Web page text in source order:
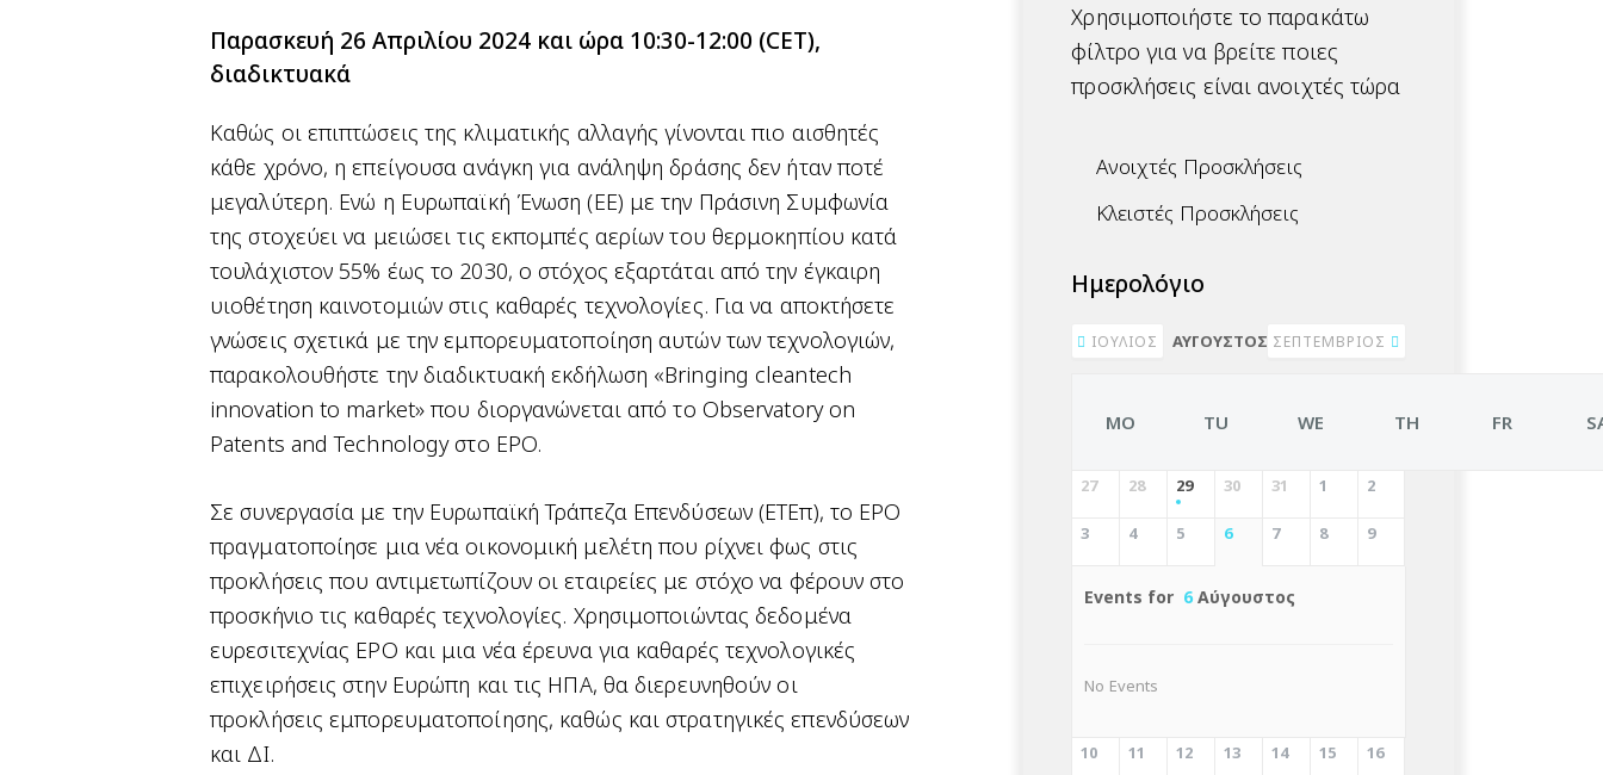
Παρασκευή 26 Απριλίου 2024 και ώρα 10:30-12:00 (CET),
διαδικτυακά
Καθώς οι επιπτώσεις της κλιματικής αλλαγής γίνονται πιο αισθητές
κάθε χρόνο, η επείγουσα ανάγκη για ανάληψη δράσης δεν ήταν ποτέ
μεγαλύτερη. Ενώ η Ευρωπαϊκή Ένωση (ΕΕ) με την Πράσινη Συμφωνία
της στοχεύει να μειώσει τις εκπομπές αερίων του θερμοκηπίου κατά
τουλάχιστον 55% έως το 2030, ο στόχος εξαρτάται από την έγκαιρη
υιοθέτηση καινοτομιών στις καθαρές τεχνολογίες. Για να αποκτήσετε
γνώσεις σχετικά με την εμπορευματοποίηση αυτών των τεχνολογιών,
παρακολουθήστε την διαδικτυακή εκδήλωση «Bringing cleantech
innovation to market» που διοργανώνεται από το Observatory on
Patents and Technology στο EPO.
Σε συνεργασία με την Ευρωπαϊκή Τράπεζα Επενδύσεων (ΕΤΕπ), το EPO
πραγματοποίησε μια νέα οικονομική μελέτη που ρίχνει φως στις
προκλήσεις που αντιμετωπίζουν οι εταιρείες με στόχο να φέρουν στο
προσκήνιο τις καθαρές τεχνολογίες. Χρησιμοποιώντας δεδομένα
ευρεσιτεχνίας EPO και μια νέα έρευνα για καθαρές τεχνολογικές
επιχειρήσεις στην Ευρώπη και τις ΗΠΑ, θα διερευνηθούν οι
προκλήσεις εμπορευματοποίησης, καθώς και στρατηγικές επενδύσεων
και ΔΙ.
Χρησιμοποιήστε το παρακάτω
φίλτρο για να βρείτε ποιες
προσκλήσεις είναι ανοιχτές τώρα
Ανοιχτές Προσκλήσεις
Κλειστές Προσκλήσεις
Ημερολόγιο
ΙΟΎΛΙΟΣ ΑΎΓΟΥΣΤΟΣ 2026ΣΕΠΤΈΜΒΡΙΟΣ
MO TU WE TH FR
27 28 29 30 31 1 2
3 4 5 6 7 8 9
Events for 6Αύγουστος
No Events
10 11 12 13 14 15 16